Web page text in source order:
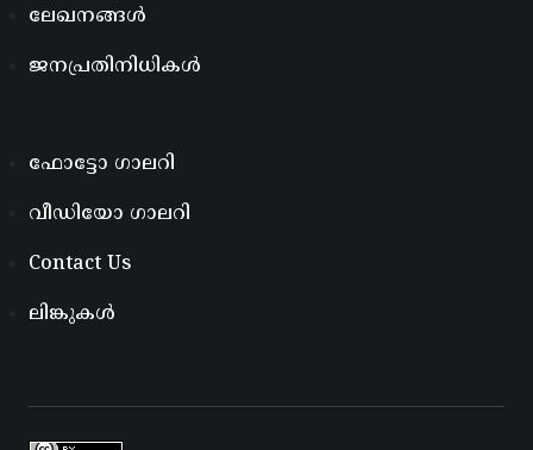
ലേഖനങ്ങൾ
ജനപ്രതിനിധികൾ
ഫോട്ടോ ഗാലറി
വീഡിയോ ഗാലറി
Contact Us
ലിങ്കുകൾ